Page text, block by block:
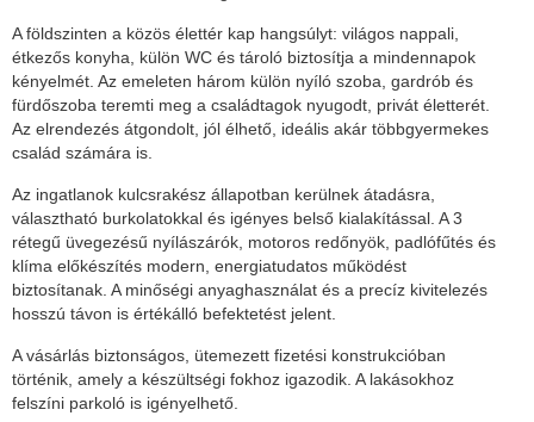
A földszinten a közös élettér kap hangsúlyt: világos nappali,
étkezős konyha, külön WC és tároló biztosítja a mindennapok
kényelmét. Az emeleten három külön nyíló szoba, gardrób és
fürdőszoba teremti meg a családtagok nyugodt, privát életterét.
Az elrendezés átgondolt, jól élhető, ideális akár többgyermekes
család számára is.
Az ingatlanok kulcsrakész állapotban kerülnek átadásra,
választható burkolatokkal és igényes belső kialakítással. A 3
rétegű üvegezésű nyílászárók, motoros redőnyök, padlófűtés és
klíma előkészítés modern, energiatudatos működést
biztosítanak. A minőségi anyaghasználat és a precíz kivitelezés
hosszú távon is értékálló befektetést jelent.
A vásárlás biztonságos, ütemezett fizetési konstrukcióban
történik, amely a készültségi fokhoz igazodik. A lakásokhoz
felszíni parkoló is igényelhető.